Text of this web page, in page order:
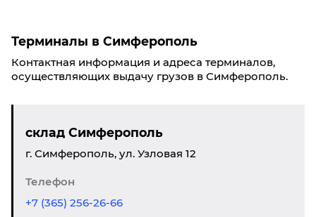
Терминалы в Симферополь
Контактная информация и адреса терминалов,
осуществляющих выдачу грузов в Симферополь.
склад Симферополь
г. Симферополь, ул. Узловая 12
Телефон
+7 (365) 256-26-66